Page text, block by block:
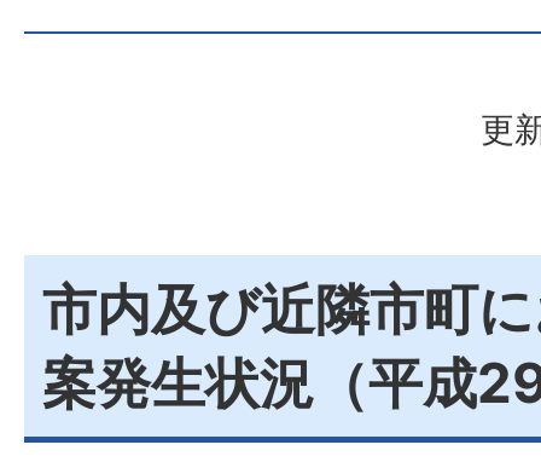
更
市内及び近隣市町
案発生状況（平成